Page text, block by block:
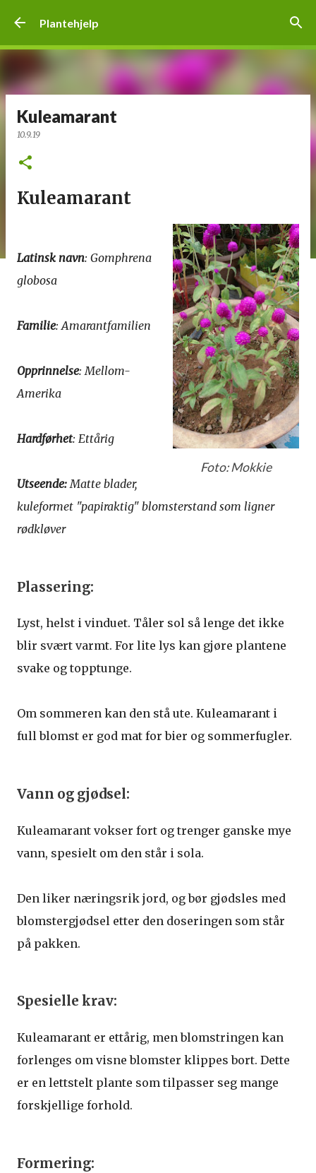
Plantehjelp
Kuleamarant
10.9.19
Kuleamarant
Foto: Mokkie
Latinsk navn: Gomphrena
globosa
Familie: Amarantfamilien
Opprinnelse: Mellom-
Amerika
Hardførhet: Ettårig
Utseende: Matte blader,
kuleformet "papiraktig" blomsterstand som ligner
rødkløver
Plassering:
Lyst, helst i vinduet. Tåler sol så lenge det ikke
blir svært varmt. For lite lys kan gjøre plantene
svake og topptunge.
Om sommeren kan den stå ute. Kuleamarant i
full blomst er god mat for bier og sommerfugler.
Vann og gjødsel:
Kuleamarant vokser fort og trenger ganske mye
vann, spesielt om den står i sola.
Den liker næringsrik jord, og bør gjødsles med
blomstergjødsel etter den doseringen som står
på pakken.
Spesielle krav:
Kuleamarant er ettårig, men blomstringen kan
forlenges om visne blomster klippes bort. Dette
er en lettstelt plante som tilpasser seg mange
forskjellige forhold.
Formering: